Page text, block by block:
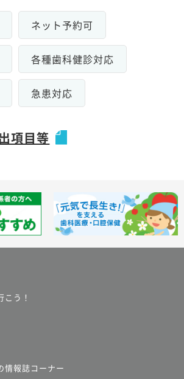
ネット予約可
各種歯科健診対応
急患対応
項目等
う！
情報誌コーナー